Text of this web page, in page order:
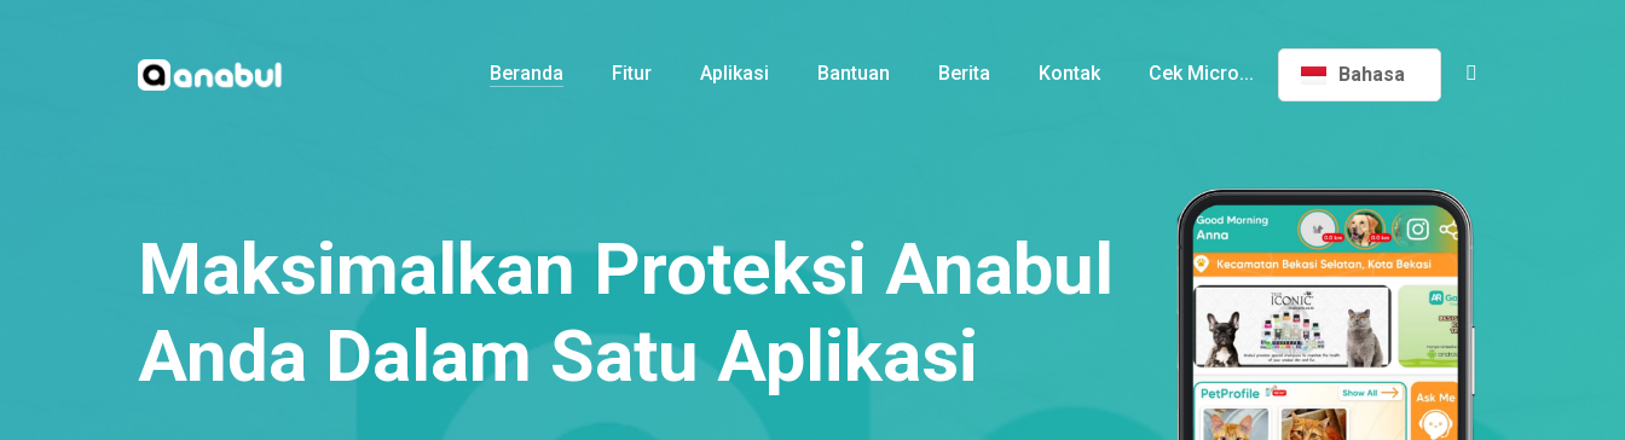
Beranda Fitur Aplikasi Bantuan Berita Kontak Cek Micro... Bahasa
Maksimalkan Proteksi Anabul
Anda Dalam Satu Aplikasi